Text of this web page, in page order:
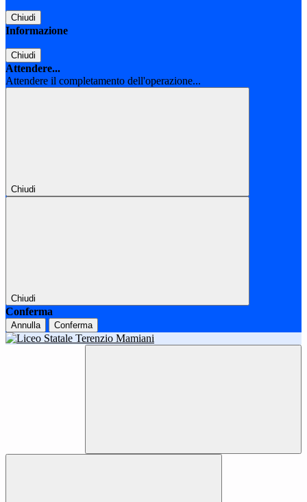
Chiudi
Informazione
Chiudi
Attendere...
Attendere il completamento dell'operazione...
Chiudi
Chiudi
Conferma
Annulla Conferma